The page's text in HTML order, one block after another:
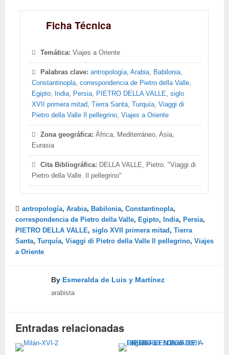
Ficha Técnica
Temática: Viajes a Oriente
Palabras clave: antropología,Arabia, Babilonia,
Constantinopla,correspondencia de Pietro della Valle,
Egipto, India, Persia, PIETRO DELLA VALLE,siglo
XVII primera mitad, Tierra Santa, Turquía,Viaggi di
Pietro della Valle Il pellegrino,Viajes a Oriente
Zona geográfica: África, Mediterráneo, Asia,
Eurasia
Cita Bibliográfica: DELLA VALLE, Pietro. "Viaggi di
Pietro della Valle. Il pellegrino"
antropología, Arabia, Babilonia, Constantinopla,
correspondencia de Pietro della Valle, Egipto, India, Persia,
PIETRO DELLA VALLE, siglo XVII primera mitad , Tierra
Santa, Turquía, Viaggi di Pietro della Valle Il pellegrino, Viajes
a Oriente
By Esmeralda de Luis y Martínez
arabista
Entradas relacionadas